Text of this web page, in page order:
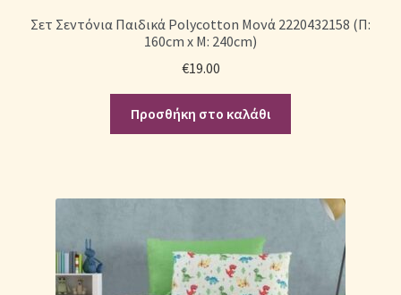
Σετ Σεντόνια Παιδικά Polycotton Μονά 2220432158 (Π:
160cm x Μ: 240cm)
€19.00
Προσθήκη στο καλάθι